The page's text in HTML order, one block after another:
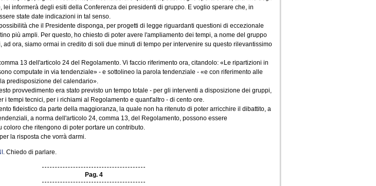
lei informerà degli esiti della Conferenza dei presidenti di gruppo. E voglio sperare che, in
state date indicazioni in tal senso.
che il Presidente disponga, per progetti di legge riguardanti questioni di eccezionale
più ampli. Per questo, ho chiesto di poter avere l'ampliamento dei tempi, a nome del gruppo
ad ora, siamo ormai in credito di soli due minuti di tempo per intervenire su questo rilevantissimo
13 dell'articolo 24 del Regolamento. Vi faccio riferimento ora, citandolo: «Le ripartizioni in
computate in via tendenziale» - e sottolineo la parola tendenziale - «e con riferimento alle
predisposizione del calendario».
provvedimento era stato previsto un tempo totale - per gli interventi a disposizione dei gruppi,
i tempi tecnici, per i richiami al Regolamento e quant'altro - di cento ore.
fideistico da parte della maggioranza, la quale non ha ritenuto di poter arricchire il dibattito, a
a norma dell'articolo 24, comma 13, del Regolamento, possono essere
coloro che ritengono di poter portare un contributo.
la risposta che vorrà darmi.
. Chiedo di parlare.
Pag. 4